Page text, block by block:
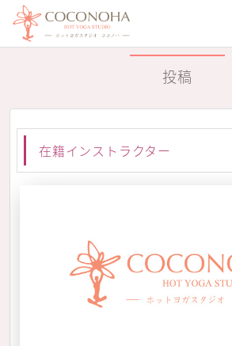
投稿
在籍インストラクター